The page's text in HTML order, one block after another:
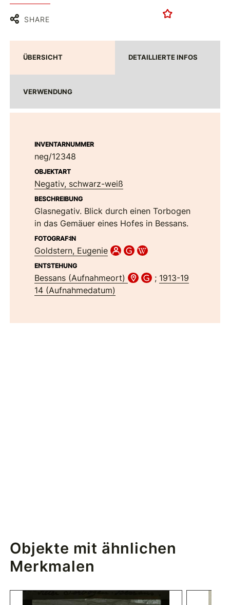
SHARE
ÜBERSICHT DETAILLIERTE INFOS
VERWENDUNG
INVENTARNUMMER
neg/12348
OBJEKTART
Negativ, schwarz-weiß
BESCHREIBUNG
Glasnegativ. Blick durch einen Torbogen
in das Gemäuer eines Hofes in Bessans.
FOTOGRAF:IN
Goldstern, Eugenie
ENTSTEHUNG
Bessans (Aufnahmeort) ; 1913-19
14 (Aufnahmedatum)
Objekte mit ähnlichen
Merkmalen